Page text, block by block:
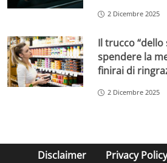
2 Dicembre 2025
Il trucco “dello
spendere la
finirai di
2 Dicembre 2025
Disclaimer Privacy Policy